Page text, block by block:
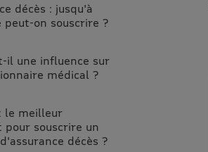
décès : jusqu'à
peut-on souscrire ?
il une influence sur
médical ?
le meilleur
pour souscrire un
décès ?